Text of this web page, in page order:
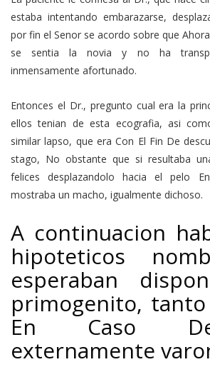
estaba intentando embarazarse,
por fin el Senor se acordo sobre que
se sentia la novia y no ha
inmensamente afortunado.
Entonces el Dr., pregunto cual era la
ellos tenian de esta ecografia, asi­
similar lapso, que era Con El Fin De
stago, No obstante que si resultaba
felices desplazandolo hacia el pelo
mostraba un macho, igualmente dichoso.
A continuacion
hipoteticos
esperaban
primogenito,
En Caso
externamente